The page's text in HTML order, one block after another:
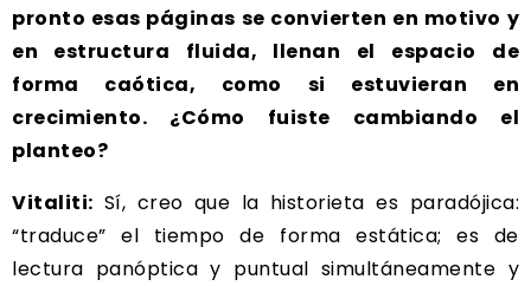
pronto esas páginas se convierten en motivo y
en estructura fluida, llenan el espacio de
forma caótica, como si estuvieran en
crecimiento. ¿Cómo fuiste cambiando el
planteo?
Vitaliti: Sí, creo que la historieta es paradójica:
“traduce” el tiempo de forma estática; es de
lectura panóptica y puntual simultáneamente y